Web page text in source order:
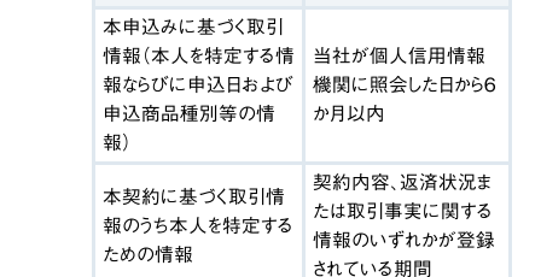
本申込みに基づく取引
情報（本人を特定する情
報ならびに申込日および
申込商品種別等の情
報）
当社が個人信用情報
機関に照会した日から６
か月以内
本契約に基づく取引情
報のうち本人を特定する
ための情報
契約内容、返済状況ま
たは取引事実に関する
情報のいずれかが登録
されている期間